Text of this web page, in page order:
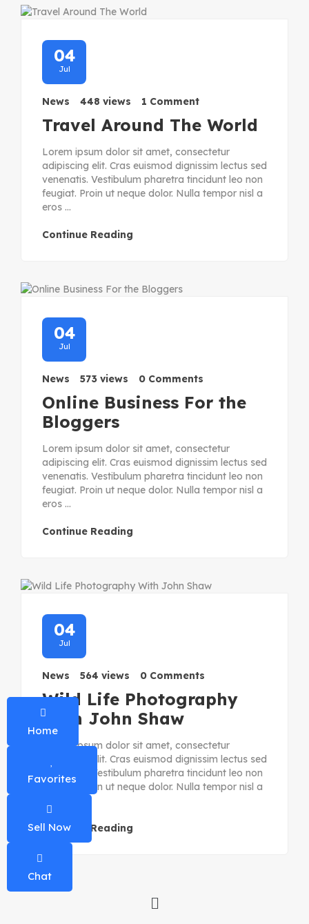
04
Jul
News 448 views 1 Comment
Travel Around The World
Lorem ipsum dolor sit amet, consectetur
adipiscing elit. Cras euismod dignissim lectus sed
venenatis. Vestibulum pharetra tincidunt leo non
feugiat. Proin ut neque dolor. Nulla tempor nisl a
eros ...
Continue Reading
04
Jul
News 573 views 0 Comments
Online Business For the
Bloggers
Lorem ipsum dolor sit amet, consectetur
adipiscing elit. Cras euismod dignissim lectus sed
venenatis. Vestibulum pharetra tincidunt leo non
feugiat. Proin ut neque dolor. Nulla tempor nisl a
eros ...
Continue Reading
04
Jul
News 564 views 0 Comments
Wild Life Photography
With John Shaw
Lorem ipsum dolor sit amet, consectetur
adipiscing elit. Cras euismod dignissim lectus sed
venenatis. Vestibulum pharetra tincidunt leo non
feugiat. Proin ut neque dolor. Nulla tempor nisl a
Continue Reading
Home
Favorites
Sell Now
Chat